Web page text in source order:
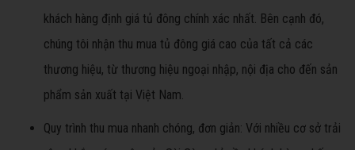
khách hàng định giá tủ đông chính xác nhất. Bên cạnh đó,
chúng tôi nhận thu mua tủ đông giá cao của tất cả các
thương hiệu, từ thương hiệu ngoại nhập, nội địa cho đến sản
phẩm sản xuất tại Việt Nam.
Quy trình thu mua nhanh chóng, đơn giản: Với nhiều cơ sở trải